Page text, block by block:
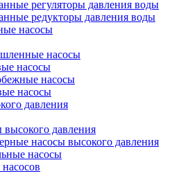
регуляторы давления воды
редукторы давления воды
насосы
насосы
насосы
насосы
насосы
давления
высокого давления
насосы высокого давления
насосы